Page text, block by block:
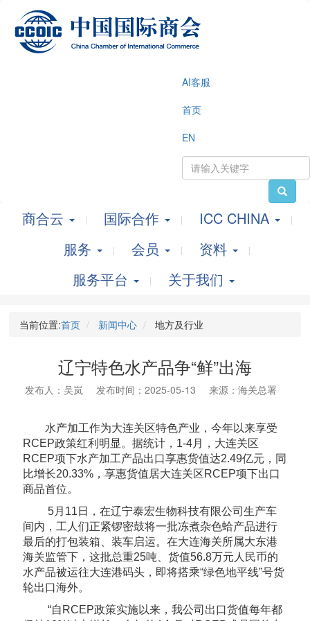
AI客服
首页
EN
商合云 国际合作
ICC CHINA
服务
会员
资料
服务平台
关于我们
当前位置:首页 新闻中心 地方及行业
辽宁特色水产品争“鲜”出海
发布人：吴岚 发布时间：2025-05-13 来源：海关总署
水产加工作为大连关区特色产业，今年以来享受
RCEP政策红利明显。据统计，1-4月，大连关区
RCEP项下水产加工产品出口享惠货值达2.49亿元，同
比增长20.33%，享惠货值居大连关区RCEP项下出口
商品首位。
5月11日，在辽宁泰宏生物科技有限公司生产车
间内，工人们正紧锣密鼓将一批冻煮杂色蛤产品进行
最后的打包装箱、装车启运。在大连海关所属大东港
海关监管下，这批总重25吨、货值56.8万元人民币的
水产品被运往大连港码头，即将搭乘“绿色地平线”号货
轮出口海外。
“自RCEP政策实施以来，我公司出口货值每年都